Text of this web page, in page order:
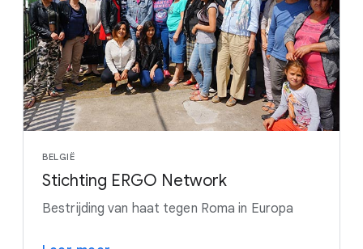
BELGIË
Stichting ERGO Network
Bestrijding van haat tegen Roma in Europa